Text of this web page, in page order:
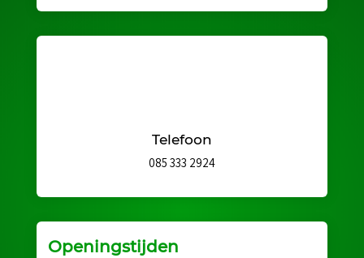
Telefoon
085 333 2924
Openingstijden